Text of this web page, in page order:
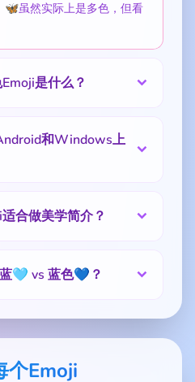
虽然实际上是多色，但看
是什么？
和Windows上
合做美学简介？
🩵 vs 蓝色💙？
个Emoji